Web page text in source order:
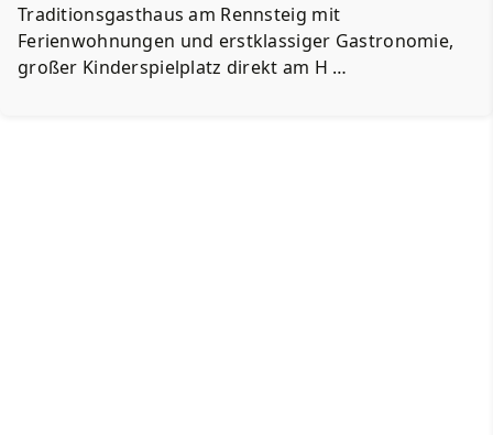
Traditionsgasthaus am Rennsteig mit
Ferienwohnungen und erstklassiger Gastronomie,
großer Kinderspielplatz direkt am H …